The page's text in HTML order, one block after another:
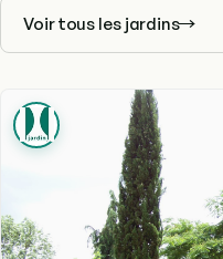
Voir tous les jardins